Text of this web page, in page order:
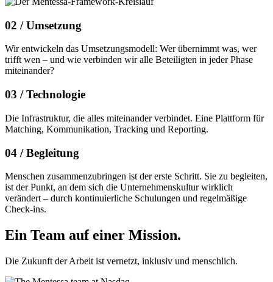
02 /Umsetzung
Wir entwickeln das Umsetzungsmodell: Wer übernimmt was, wer
trifft wen – und wie verbinden wir alle Beteiligten in jeder Phase
miteinander?
03 /Technologie
Die Infrastruktur, die alles miteinander verbindet. Eine Plattform für
Matching, Kommunikation, Tracking und Reporting.
04 /Begleitung
Menschen zusammenzubringen ist der erste Schritt. Sie zu begleiten,
ist der Punkt, an dem sich die Unternehmenskultur wirklich
verändert – durch kontinuierliche Schulungen und regelmäßige
Check-ins.
Ein Team auf einer Mission.
Die Zukunft der Arbeit ist vernetzt, inklusiv und menschlich.